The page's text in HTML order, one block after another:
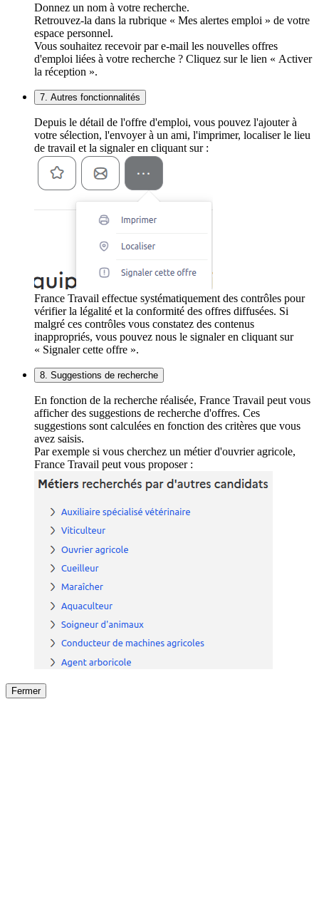
Donnez un nom à votre recherche.
Retrouvez-la dans la rubrique « Mes alertes emploi » de votre
espace personnel.
Vous souhaitez recevoir par e-mail les nouvelles offres
d'emploi liées à votre recherche ? Cliquez sur le lien « Activer
la réception ».
7. Autres fonctionnalités
Depuis le détail de l'offre d'emploi, vous pouvez l'ajouter à
votre sélection, l'envoyer à un ami, l'imprimer, localiser le lieu
de travail et la signaler en cliquant sur :
France Travail effectue systématiquement des contrôles pour
vérifier la légalité et la conformité des offres diffusées. Si
malgré ces contrôles vous constatez des contenus
inappropriés, vous pouvez nous le signaler en cliquant sur
« Signaler cette offre ».
8. Suggestions de recherche
En fonction de la recherche réalisée, France Travail peut vous
afficher des suggestions de recherche d'offres. Ces
suggestions sont calculées en fonction des critères que vous
avez saisis.
Par exemple si vous cherchez un métier d'ouvrier agricole,
France Travail peut vous proposer :
Fermer